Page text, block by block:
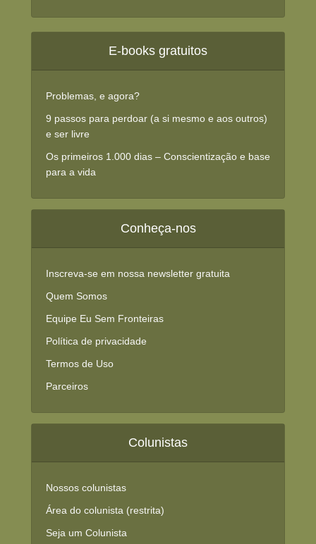
E-books gratuitos
Problemas, e agora?
9 passos para perdoar (a si mesmo e aos outros)
e ser livre
Os primeiros 1.000 dias – Conscientização e base
para a vida
Conheça-nos
Inscreva-se em nossa newsletter gratuita
Quem Somos
Equipe Eu Sem Fronteiras
Política de privacidade
Termos de Uso
Parceiros
Colunistas
Nossos colunistas
Área do colunista (restrita)
Seja um Colunista